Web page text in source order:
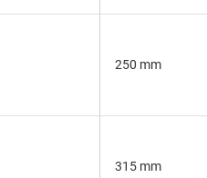
250 mm
315 mm